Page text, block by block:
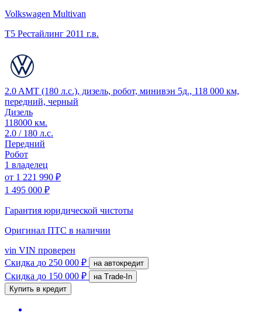
Volkswagen Multivan
T5 Рестайлинг 2011 г.в.
2.0 AMT (180 л.с.), дизель, робот, минивэн 5д., 118 000 км,
передний, черный
Дизель
118000 км.
2.0 / 180 л.с.
Передний
Робот
1 владелец
от 1 221 990 ₽
1 495 000 ₽
Гарантия юридической чистоты
Оригинал ПТС в наличии
vin VIN проверен
Скидка до 250 000 ₽ на автокредит
Скидка до 150 000 ₽
на Trade-In
Купить в кредит